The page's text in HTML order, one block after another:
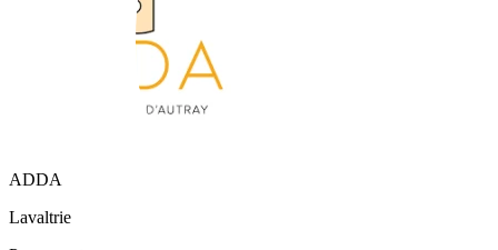
ADDA
Lavaltrie